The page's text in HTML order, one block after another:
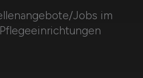
Jobs im